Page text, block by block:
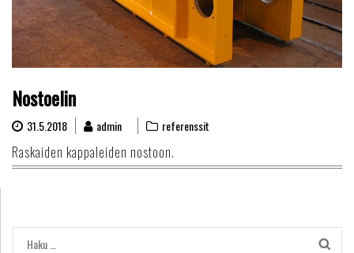
Nostoelin
31.5.2018 admin referenssit
Raskaiden kappaleiden nostoon.
Haku: